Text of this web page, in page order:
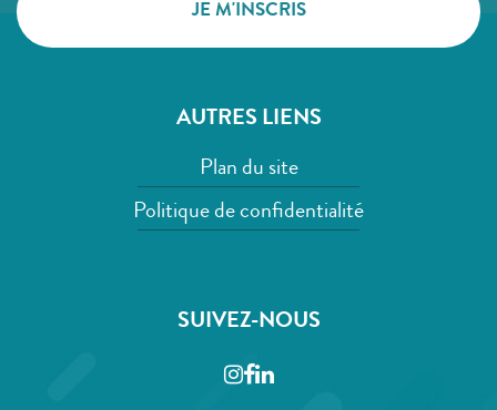
AUTRES LIENS
Plan du site
Politique de confidentialité
SUIVEZ-NOUS
Instagram
Facebook
LinkedIn